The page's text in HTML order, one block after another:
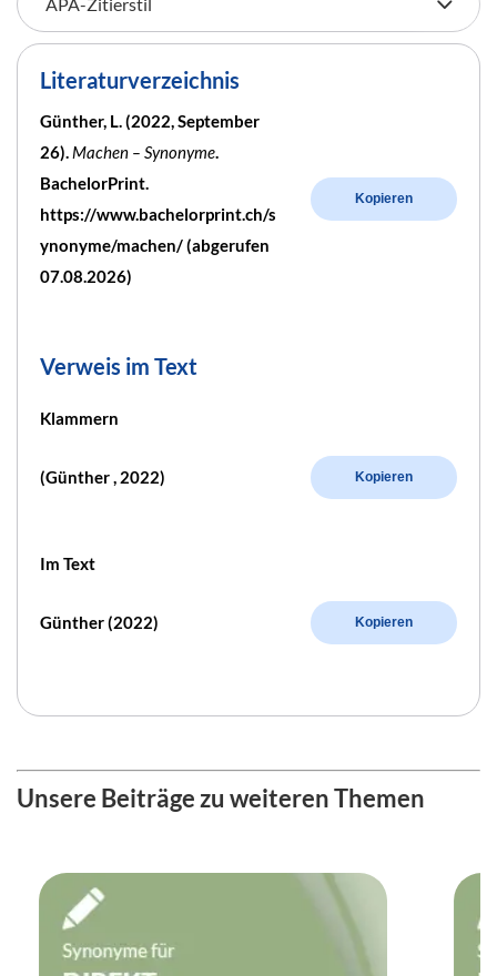
Literaturverzeichnis
Günther, L. (2022, September
26). Machen – Synonyme.
BachelorPrint.
https://www.bachelorprint.ch/s
ynonyme/machen/ (abgerufen
07.08.2026)
Kopieren
Verweis im Text
Klammern
(Günther , 2022) Kopieren
Im Text
Günther (2022) Kopieren
Unsere Beiträge zu weiteren Themen